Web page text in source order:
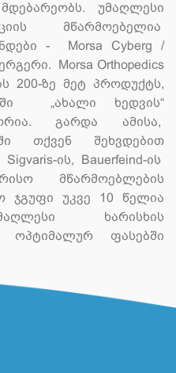
უმაღლესი
მწარმოებელია
- Morsa Cyberg /
Morsa Orthopedics
200-ზე მეტ პროდუქტს,
„ახალი ხედვის“
გარდა ამისა,
თქვენ შეხვდებით
ის, Bauerfeind-ის
მწარმოებლების
ჯგუფი უკვე 10 წელია
ხარისხის
ოპტიმალურ ფასებში